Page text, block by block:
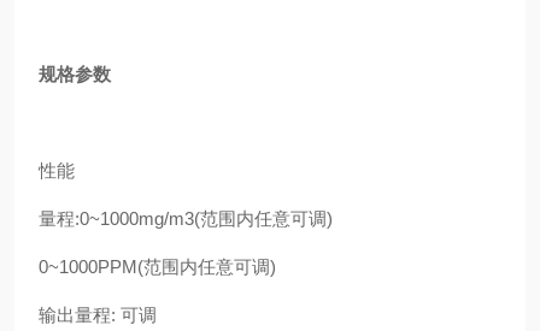
规格参数
性能
量程:0~1000mg/m3(范围内任意可调)
0~1000PPM(范围内任意可调)
输出量程: 可调